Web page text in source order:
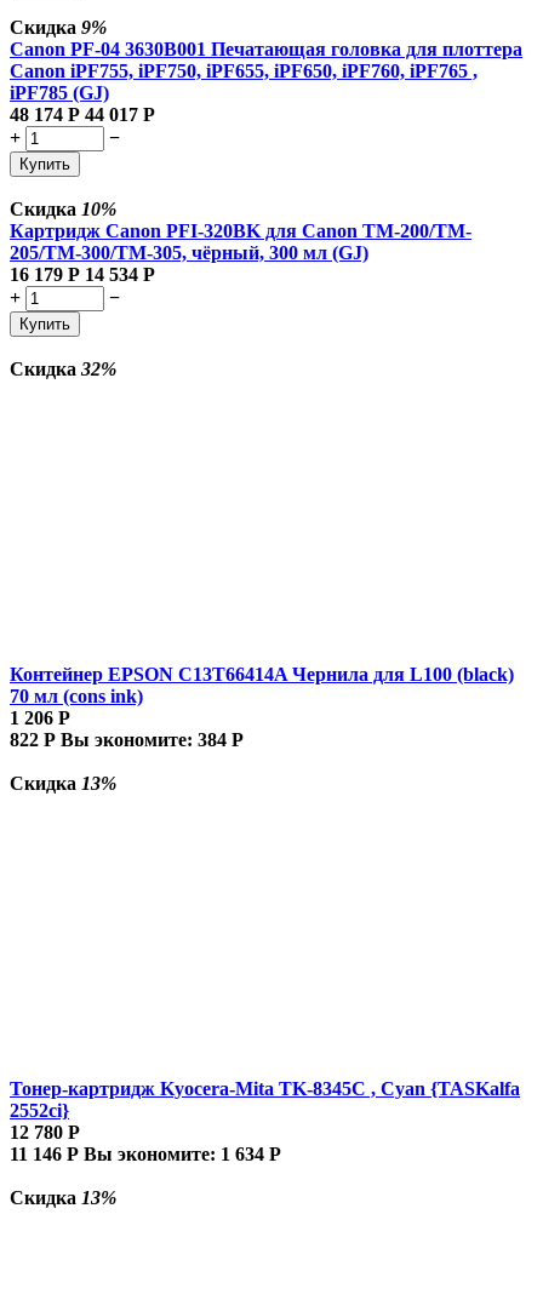
Скидка 9%
Canon PF-04 3630B001 Печатающая головка для плоттера
Canon iPF755, iPF750, iPF655, iPF650, iPF760, iPF765 ,
iPF785 (GJ)
48 174 Р 44 017 Р
+
−
Купить
Скидка 10%
Картридж Canon PFI-320BK для Canon TM-200/TM-
205/TM-300/TM-305, чёрный, 300 мл (GJ)
16 179 Р 14 534 Р
+
−
Купить
Скидка 32%
Контейнер EPSON C13T66414A Чернила для L100 (black)
70 мл (cons ink)
1 206 Р
822 Р Вы экономите: 384 Р
Скидка 13%
Тонер-картридж Kyocera-Mita TK-8345C , Cyan {TASKalfa
2552ci}
12 780 Р
11 146 Р Вы экономите: 1 634 Р
Скидка 13%